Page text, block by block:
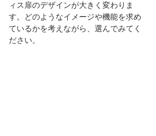
ィス扉のデザインが大きく変わりま
す。どのようなイメージや機能を求め
ているかを考えながら、選んでみてく
ださい。